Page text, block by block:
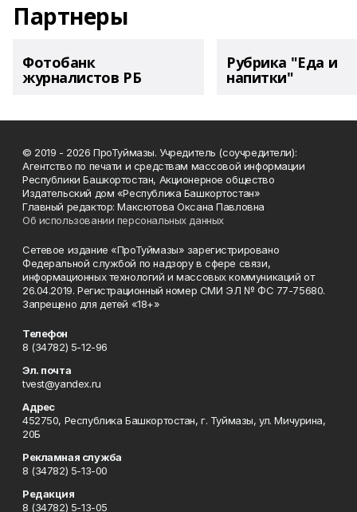
Партнеры
Фотобанк
журналистов РБ
Рубрика "Еда и
напитки"
© 2019 - 2026 ПроТуймазы. Учредитель (соучредители):
Агентство по печати и средствам массовой информации
Республики Башкортостан, Акционерное общество
Издательский дом «Республика Башкортостан»
Главный редактор: Максютова Оксана Павловна
Об использовании персональных данных
Сетевое издание «ПроТуймазы» зарегистрировано
Федеральной службой по надзору в сфере связи,
информационных технологий и массовых коммуникаций от
26.04.2019. Регистрационный номер СМИ ЭЛ № ФС 77-75680.
Запрещено для детей «18+»
Телефон
8 (34782) 5-12-96
Эл. почта
tvest@yandex.ru
Адрес
452750, Республика Башкортостан, г. Туймазы, ул. Мичурина,
20Б
Рекламная служба
8 (34782) 5-13-00
Редакция
8 (34782) 5-13-05